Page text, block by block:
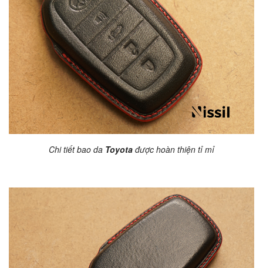
Chi tiết bao da Toyota được hoàn thiện tỉ mỉ